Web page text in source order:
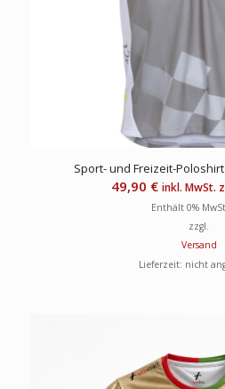
Sport- und Freizeit-
49,90 € inkl. MwSt.
Enthält 0%
zzgl.
Versand
Lieferzeit: nicht